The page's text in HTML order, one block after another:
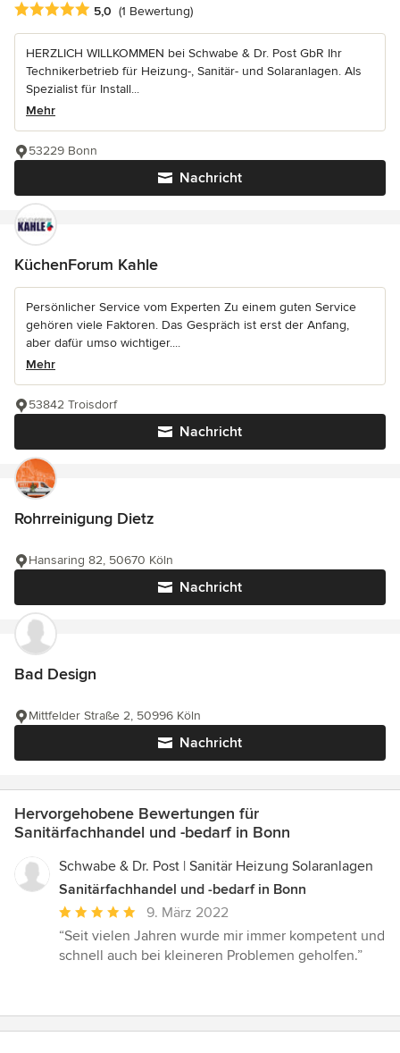
Durchschnittliche Bewertung: 5 von 5 Sternen
5,0 (1 Bewertung)
HERZLICH WILLKOMMEN bei Schwabe & Dr. Post GbR Ihr
Technikerbetrieb für Heizung-, Sanitär- und Solaranlagen. Als
Spezialist für Install...
Mehr
Nachricht
53229 Bonn
KüchenForum Kahle
Persönlicher Service vom Experten Zu einem guten Service
gehören viele Faktoren. Das Gespräch ist erst der Anfang,
aber dafür umso wichtiger....
Mehr
Nachricht
53842 Troisdorf
Rohrreinigung Dietz
Nachricht
Hansaring 82, 50670 Köln
Bad Design
Nachricht
Mittfelder Straße 2, 50996 Köln
Hervorgehobene Bewertungen für
Sanitärfachhandel und -bedarf in Bonn
Schwabe & Dr. Post | Sanitär Heizung Solaranlagen
Sanitärfachhandel und -bedarf in Bonn
Durchschnittliche
Bewertung:
5
9. März 2022
“Seit vielen Jahren wurde mir immer kompetent und
schnell auch bei kleineren Problemen geholfen.”